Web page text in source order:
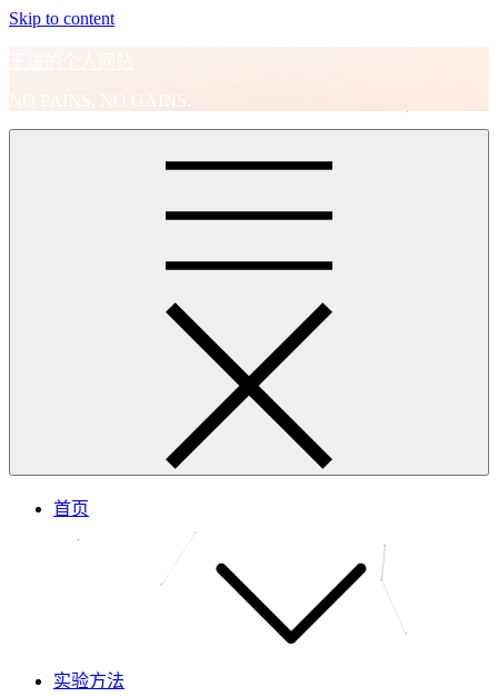
Skip to content
王进的个人网站
NO PAINS, NO GAINS.
首页
实验方法